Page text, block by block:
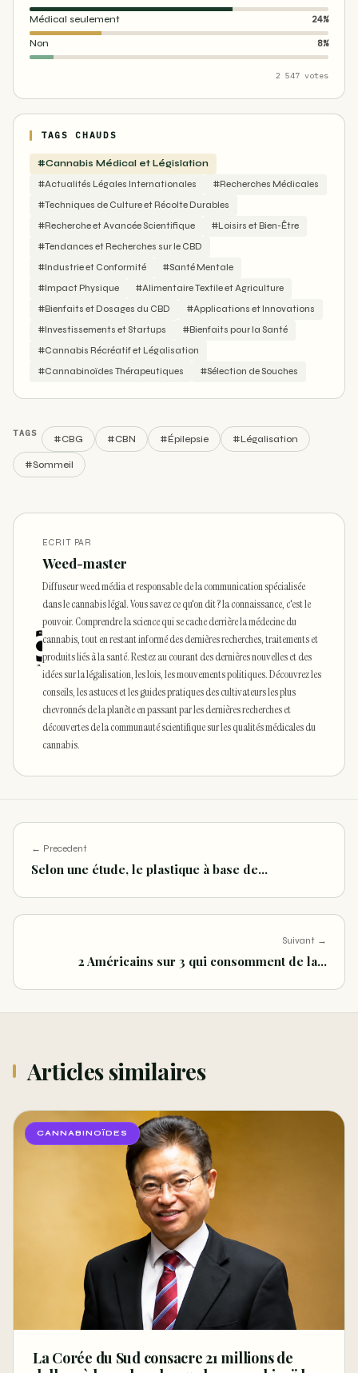
Médical seulement 24%
Non 8%
2 547 votes
TAGS CHAUDS
#Cannabis Médical et Législation
#Actualités Légales Internationales
#Recherches Médicales
#Techniques de Culture et Récolte Durables
#Recherche et Avancée Scientifique
#Loisirs et Bien-Être
#Tendances et Recherches sur le CBD
#Industrie et Conformité
#Santé Mentale
#Impact Physique
#Alimentaire Textile et Agriculture
#Bienfaits et Dosages du CBD
#Applications et Innovations
#Investissements et Startups
#Bienfaits pour la Santé
#Cannabis Récréatif et Légalisation
#Cannabinoïdes Thérapeutiques
#Sélection de Souches
TAGS
#CBG #CBN #Épilepsie #Légalisation
#Sommeil
ECRIT PAR
Weed-master
Diffuseur weed média et responsable de la communication spécialisée
dans le cannabis légal. Vous savez ce qu'on dit ? la connaissance, c'est le
pouvoir. Comprendre la science qui se cache derrière la médecine du
cannabis, tout en restant informé des dernières recherches, traitements et
produits liés à la santé. Restez au courant des dernières nouvelles et des
idées sur la légalisation, les lois, les mouvements politiques. Découvrez les
conseils, les astuces et les guides pratiques des cultivateurs les plus
chevronnés de la planète en passant par les dernières recherches et
découvertes de la communauté scientifique sur les qualités médicales du
cannabis.
← Precedent
Selon une étude, le plastique à base de…
Suivant →
2 Américains sur 3 qui consomment de la…
Articles similaires
CANNABINOÏDES
La Corée du Sud consacre 21 millions de